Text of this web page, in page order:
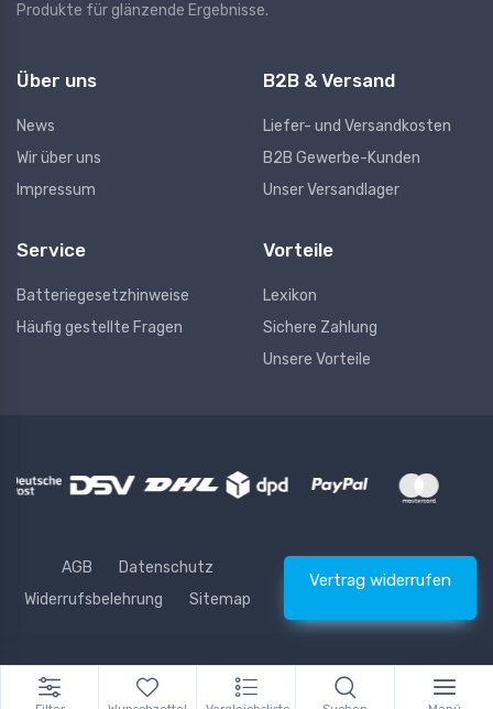
Produkte für glänzende Ergebnisse.
Über uns
News
Wir über uns
Impressum
B2B & Versand
Liefer- und Versandkosten
B2B Gewerbe-Kunden
Unser Versandlager
Service
Batteriegesetzhinweise
Häufig gestellte Fragen
Vorteile
Lexikon
Sichere Zahlung
Unsere Vorteile
AGB
Datenschutz
Widerrufsbelehrung
Sitemap
Vertrag widerrufen
* Alle Preise inkl. gesetzlicher USt., zzgl. Versand © Waschhelden